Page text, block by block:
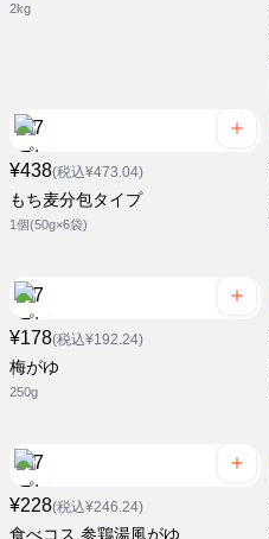
2kg
¥438(税込¥473.04)
もち麦分包タイプ
1個(50g×6袋)
¥178(税込¥192.24)
梅がゆ
250g
¥228(税込¥246.24)
食べコス 参鶏湯風がゆ